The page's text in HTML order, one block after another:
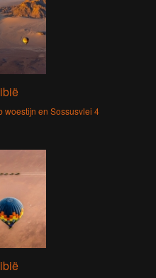
woestijn en Sossusvlei 4